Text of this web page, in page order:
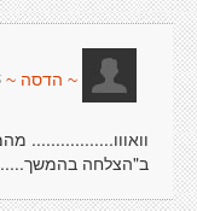
~ הדסה ~
וואווו.................
ב"הצלחה